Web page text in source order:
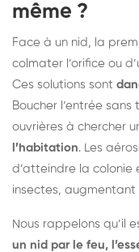
même ?
Face à un nid, la
colmater l’orifice ou
Ces solutions sont
Boucher l’entrée
ouvrières à chercher
l’habitation. Les
d’atteindre la colonie
insectes, augmentant
Nous rappelons qu’il
un nid par le feu,